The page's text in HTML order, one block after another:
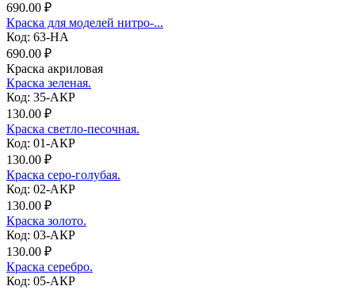
690.00 ₽
Краска для моделей нитро-...
Код: 63-НА
690.00 ₽
Краска акриловая
Краска зеленая.
Код: 35-АКР
130.00 ₽
Краска светло-песочная.
Код: 01-АКР
130.00 ₽
Краска серо-голубая.
Код: 02-АКР
130.00 ₽
Краска золото.
Код: 03-АКР
130.00 ₽
Краска серебро.
Код: 05-АКР